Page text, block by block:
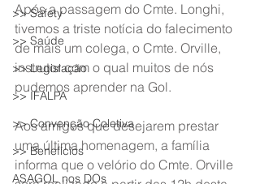
>> Safety
>> Saúde
>> Legislação
>> IFALPA
>> Convenção Coletiva
>> Benefícios
ASAGOL nos DOs
Após a passagem do Cmte. Longhi,
tivemos a triste notícia do falecimento
de mais um colega, o Cmte. Orville,
instrutor com o qual muitos de nós
pudemos aprender na Gol.
Aos amigos que desejarem prestar
uma última homenagem, a família
informa que o velório do Cmte. Orville